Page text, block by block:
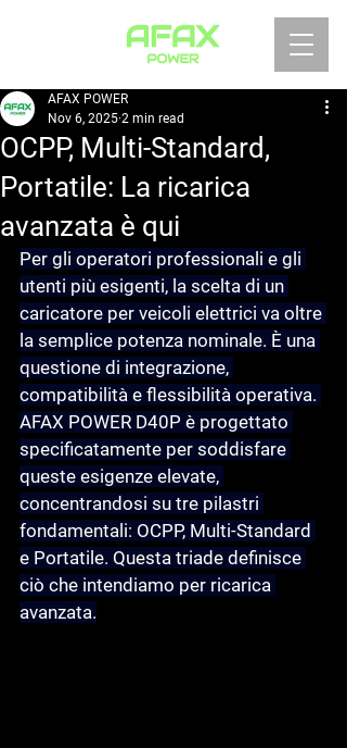
OCPP, Multi-Standard,
Portatile: La ricarica
avanzata è qui
AFAX POWER
Nov 6, 2025 2 min read
Per gli operatori professionali e gli
utenti più esigenti, la scelta di un
caricatore per veicoli elettrici va oltre
la semplice potenza nominale. È una
questione di integrazione,
compatibilità e flessibilità operativa.
AFAX POWER D40P è progettato
specificatamente per soddisfare
queste esigenze elevate,
concentrandosi su tre pilastri
fondamentali: OCPP, Multi-Standard
e Portatile. Questa triade definisce
ciò che intendiamo per ricarica
avanzata.